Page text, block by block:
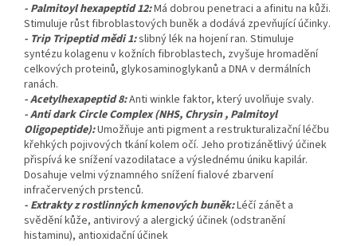
- Palmitoyl hexapeptid 12:Má dobrou penetraci a afinitu na kůži.
Stimuluje růst fibroblastových buněk a dodává zpevňující účinky.
- Trip Tripeptid mědi 1:slibný lék na hojení ran. Stimuluje
syntézu kolagenu v kožních fibroblastech, zvyšuje hromadění
celkových proteinů, glykosaminoglykanů a DNA v dermálních
ranách.
- Acetylhexapeptid 8:Anti winkle faktor, který uvolňuje svaly.
- Anti dark Circle Complex (NHS, Chrysin , Palmitoyl
Oligopeptide):Umožňuje anti pigment a restrukturalizační léčbu
křehkých pojivových tkání kolem očí. Jeho protizánětlivý účinek
přispívá ke snížení vazodilatace a výslednému úniku kapilár.
Dosahuje velmi významného snížení fialové zbarvení
infračervených prstenců.
- Extrakty z rostlinných kmenových buněk:Léčí zánět a
svědění kůže, antivirový a alergický účinek (odstranění
histaminu), antioxidační účinek